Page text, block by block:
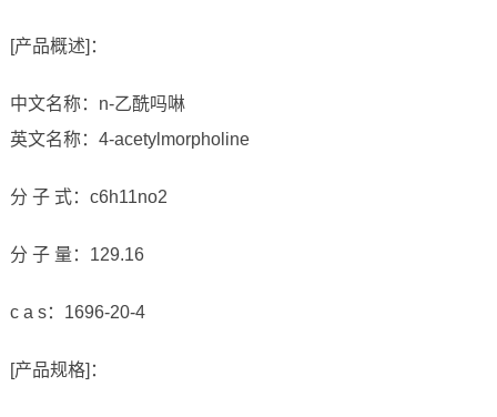
[产品概述]：
中文名称：n-乙酰吗啉
英文名称：4-acetylmorpholine
分 子 式：c6h11no2
分 子 量：129.16
c a s：1696-20-4
[产品规格]：